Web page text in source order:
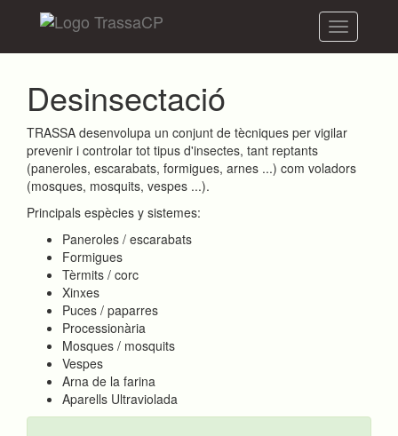
Toggle
navigation
Desinsectació
TRASSA desenvolupa un conjunt de tècniques per vigilar
prevenir i controlar tot tipus d'insectes, tant reptants
(paneroles, escarabats, formigues, arnes ...) com voladors
(mosques, mosquits, vespes ...).
Principals espècies y sistemes:
Paneroles / escarabats
Formigues
Tèrmits / corc
Xinxes
Puces / paparres
Processionària
Mosques / mosquits
Vespes
Arna de la farina
Aparells Ultraviolada